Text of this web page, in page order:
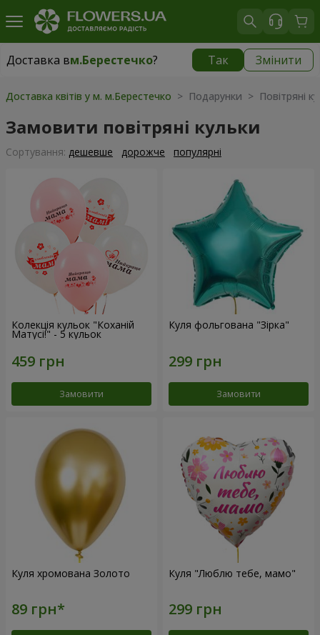
Доставка вм.Берестечко? Так Змінити
Доставка вм.Берестечко|
Доставка квітів у м. м.Берестечко > Подарунки > Повітряні
Замовити повітряні кульки
Сортування: дешевше дорожче популярні
Колекція кульок "Коханій
Матусі!" - 5 кульок
Замовити
Куля фольгована "Зірка"
Замовити
Куля хромована Золото Куля "Люблю тебе, мамо"